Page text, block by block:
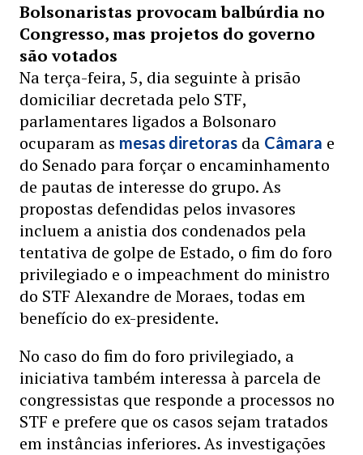
Bolsonaristas provocam balbúrdia no
Congresso, mas projetos do governo
são votados
Na terça-feira, 5, dia seguinte à prisão
domiciliar decretada pelo STF,
parlamentares ligados a Bolsonaro
ocuparam as mesas diretoras da Câmara e
do Senado para forçar o encaminhamento
de pautas de interesse do grupo. As
propostas defendidas pelos invasores
incluem a anistia dos condenados pela
tentativa de golpe de Estado, o fim do foro
privilegiado e o impeachment do ministro
do STF Alexandre de Moraes, todas em
benefício do ex-presidente.
No caso do fim do foro privilegiado, a
iniciativa também interessa à parcela de
congressistas que responde a processos no
STF e prefere que os casos sejam tratados
em instâncias inferiores. As investigações